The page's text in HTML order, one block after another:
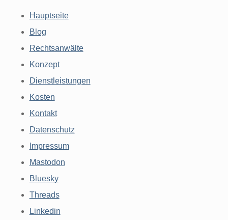
Hauptseite
Blog
Rechtsanwälte
Konzept
Dienstleistungen
Kosten
Kontakt
Datenschutz
Impressum
Mastodon
Bluesky
Threads
Linkedin